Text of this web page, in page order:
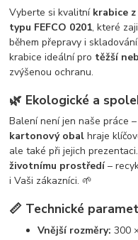
Vyberte si kvalitní krabice
typu FEFCO 0201, které
během přepravy i
krabice ideální pro těžší
zvýšenou ochranu.
🌿 Ekologické a
Balení není jen naše práce
kartonový obal hraje
ale také při jejich
životnímu prostředí–
i Vaši zákazníci. 🌱
📏 Technické
Vnější rozměry: 300